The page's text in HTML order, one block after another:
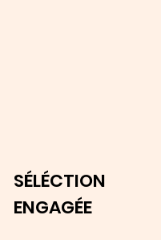
SÉLÉCTION
ENGAGÉE